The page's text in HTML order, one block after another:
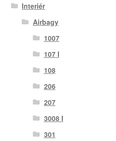
Interiér
Airbagy
1007
107 I
108
206
207
3008 I
301